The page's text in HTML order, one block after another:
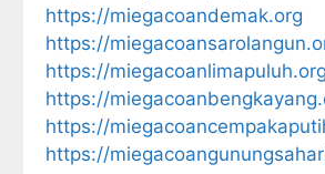
https://miegacoandemak.org
https://
https://miegacoanlimapuluh.org
https://
https://
https://